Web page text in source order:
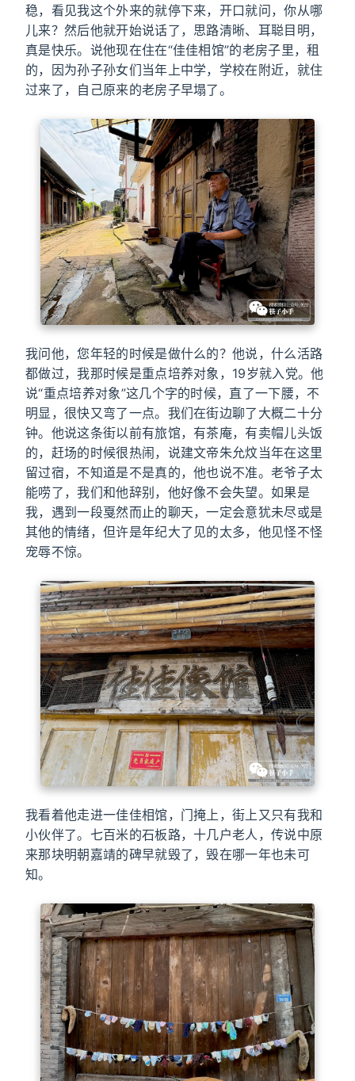
稳，看见我这个外来的就停下来，开口就问，你从哪
儿来？然后他就开始说话了，思路清晰、耳聪目明，
真是快乐。说他现在住在“佳佳相馆”的老房子里，租
的，因为孙子孙女们当年上中学，学校在附近，就住
过来了，自己原来的老房子早塌了。
我问他，您年轻的时候是做什么的？他说，什么活路
都做过，我那时候是重点培养对象，19岁就入党。他
说“重点培养对象”这几个字的时候，直了一下腰，不
明显，很快又弯了一点。我们在街边聊了大概二十分
钟。他说这条街以前有旅馆，有茶庵，有卖帽儿头饭
的，赶场的时候很热闹，说建文帝朱允炆当年在这里
留过宿，不知道是不是真的，他也说不准。老爷子太
能唠了，我们和他辞别，他好像不会失望。如果是
我，遇到一段戛然而止的聊天，一定会意犹未尽或是
其他的情绪，但许是年纪大了见的太多，他见怪不怪
宠辱不惊。
我看着他走进一佳佳相馆，门掩上，街上又只有我和
小伙伴了。七百米的石板路，十几户老人，传说中原
来那块明朝嘉靖的碑早就毁了，毁在哪一年也未可
知。